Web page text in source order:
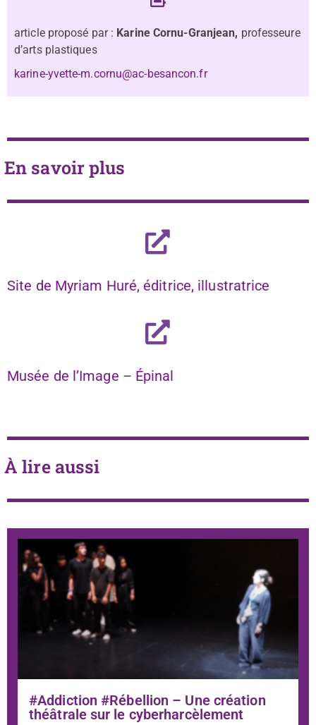
article proposé par : Karine Cornu-Granjean, professeure
d’arts plastiques
karine-yvette-m.cornu@ac-besancon.fr
En savoir plus
Site de Myriam Huré, éditrice, illustratrice
Musée de l’Image – Épinal
À lire aussi
#Addiction #Rébellion – Une création
théâtrale sur le cyberharcèlement